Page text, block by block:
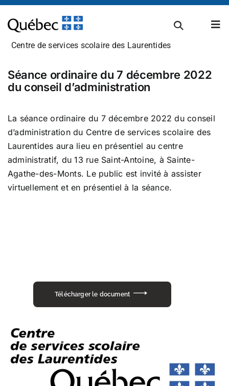
Passer
au
contenu
Admissions et inscriptions
Établissements scolaires
Références et documentation
Centre de services scolaire des Laurentides
Séance ordinaire du 7 décembre 2022
du conseil d’administration
La séance ordinaire du 7 décembre 2022 du conseil
d’administration du Centre de services scolaire des
Laurentides aura lieu en présentiel au centre
administratif, du 13 rue Saint-Antoine, à Sainte-
Agathe-des-Monts. Le public est invité à assister
virtuellement et en présentiel à la séance.
Télécharger le document